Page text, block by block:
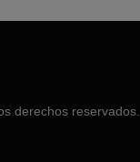
derechos reservados.